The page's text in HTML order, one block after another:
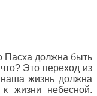
Пасха должна быть
Это переход из
жизнь должна
жизни небесной.